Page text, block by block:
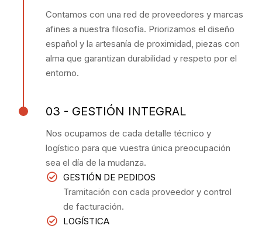
Contamos con una red de proveedores y marcas
afines a nuestra filosofía. Priorizamos el diseño
español y la artesanía de proximidad, piezas con
alma que garantizan durabilidad y respeto por el
entorno.
03 - GESTIÓN INTEGRAL
Nos ocupamos de cada detalle técnico y
logístico para que vuestra única preocupación
sea el día de la mudanza.
GESTIÓN DE PEDIDOS
Tramitación con cada proveedor y control
de facturación.
LOGÍSTICA